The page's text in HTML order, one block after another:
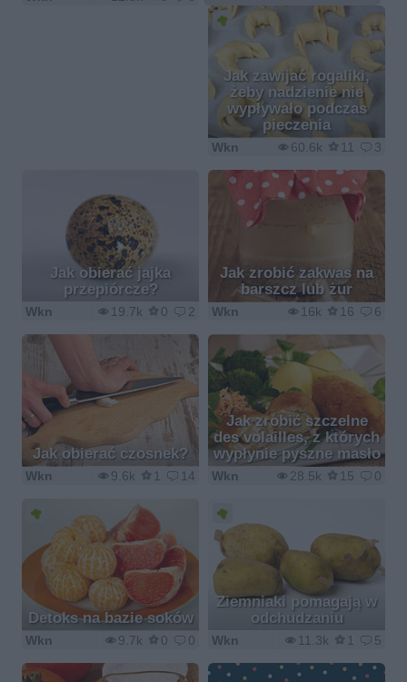
Jak zawijać rogaliki,
żeby nadzienie nie
wypływało podczas
pieczenia
60.6k 11 3
Wkn
Jak obierać jajka
przepiórcze?
19.7k 0 2
Wkn
Jak zrobić zakwas na
barszcz lub żur
16k 16 6
Wkn
Jak obierać czosnek?
9.6k 1 14
Wkn
Jak zrobić szczelne
des volailles, z których
wypłynie pyszne masło
28.5k 15 0
Wkn
Detoks na bazie soków
9.7k 0 0
Wkn
Ziemniaki pomagają w
odchudzaniu
11.3k 1 5
Wkn